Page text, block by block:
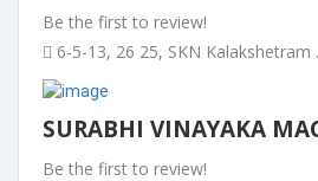
Be the first to review!
6-5-13, 26 25, SKN Kalakshetram
SURABHI VINAYAKA
Be the first to review!